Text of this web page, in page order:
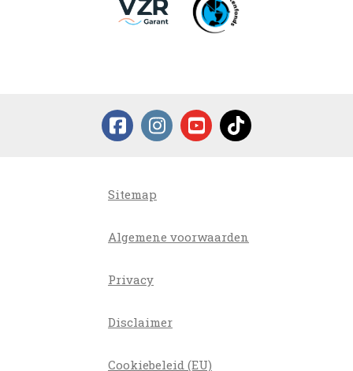
Sitemap
Algemene voorwaarden
Privacy
Disclaimer
Cookiebeleid (EU)